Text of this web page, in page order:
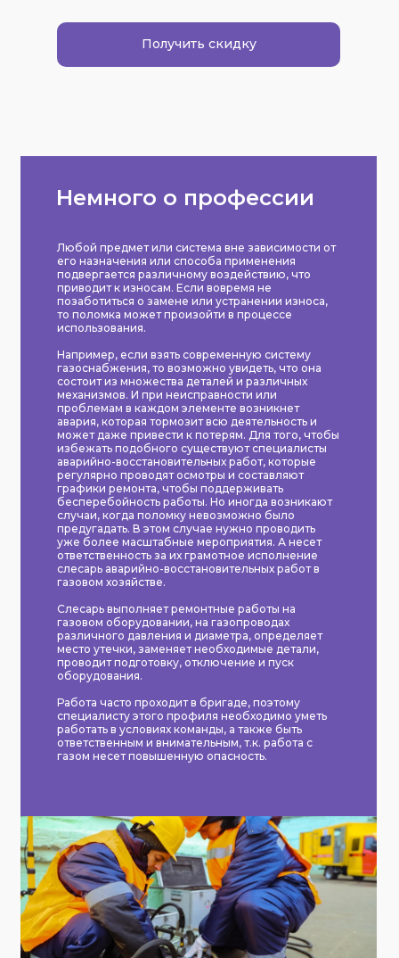
Получить скидку
Немного о профессии
Любой предмет или система вне зависимости от
его назначения или способа применения
подвергается различному воздействию, что
приводит к износам. Если вовремя не
позаботиться о замене или устранении износа,
то поломка может произойти в процессе
использования.
Например, если взять современную систему
газоснабжения, то возможно увидеть, что она
состоит из множества деталей и различных
механизмов. И при неисправности или
проблемам в каждом элементе возникнет
авария, которая тормозит всю деятельность и
может даже привести к потерям. Для того, чтобы
избежать подобного существуют специалисты
аварийно-восстановительных работ, которые
регулярно проводят осмотры и составляют
графики ремонта, чтобы поддерживать
бесперебойность работы. Но иногда возникают
случаи, когда поломку невозможно было
предугадать. В этом случае нужно проводить
уже более масштабные мероприятия. А несет
ответственность за их грамотное исполнение
слесарь аварийно-восстановительных работ в
газовом хозяйстве.
Слесарь выполняет ремонтные работы на
газовом оборудовании, на газопроводах
различного давления и диаметра, определяет
место утечки, заменяет необходимые детали,
проводит подготовку, отключение и пуск
оборудования.
Работа часто проходит в бригаде, поэтому
специалисту этого профиля необходимо уметь
работать в условиях команды, а также быть
ответственным и внимательным, т.к. работа с
газом несет повышенную опасность.